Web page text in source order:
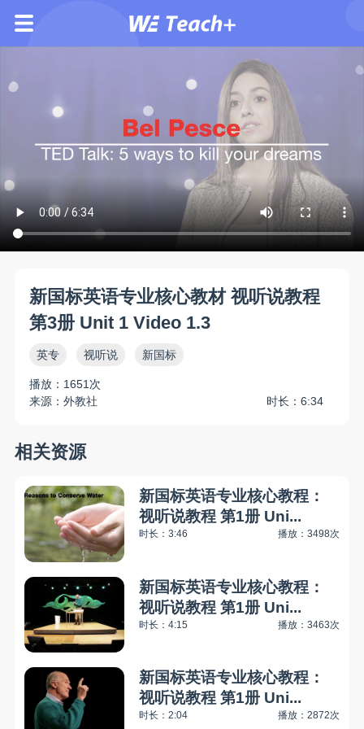
新国标英语专业核心教材 视听说教程
第3册 Unit 1 Video 1.3
英专 视听说 新国标
播放：1651次
来源：外教社
时长：6:34
相关资源
新国标英语专业核心教程：
视听说教程 第1册 Uni...
时长：3:46 播放：3498次
新国标英语专业核心教程：
视听说教程 第1册 Uni...
时长：4:15 播放：3463次
新国标英语专业核心教程：
视听说教程 第1册 Uni...
时长：2:04 播放：2872次